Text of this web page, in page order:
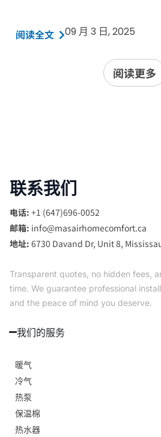
阅读全文 09 月 3 日, 2025
阅读更多
联系我们
电话: +1 (647)696-0052
邮箱: info@masairhomecomfort.ca
地址: 6730 Davand Dr, Unit 8,
Transparent quotes, no hidden fees,
time. We guarantee professional
and the peace of mind you deserve.
我们的服务
暖气
冷气
热泵
保温棉
热水器